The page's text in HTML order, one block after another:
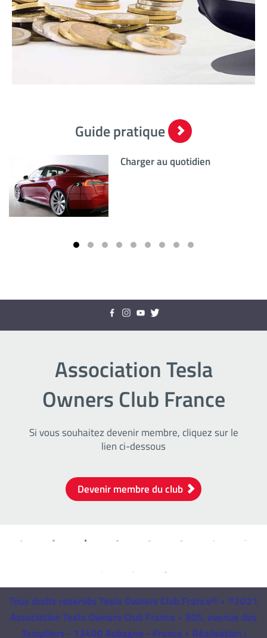
Guide pratique
Charger au quotidien
Association Tesla
Owners Club France
Si vous souhaitez devenir membre, cliquez sur le
lien ci-dessous
Devenir membre du club
Tous droits reservés Tesla Owners Club France© • ©2021
Association Tesla Owners Club France • 305, avenue des
Templiers - 13400 Aubagne - France • Réalisation :